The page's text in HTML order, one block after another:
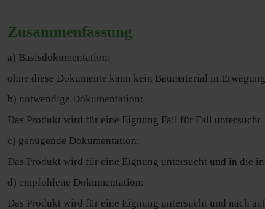
Zusammenfassung
a) Basisdokumentation:
ohne diese Dokumente kann kein Baumaterial in
b) notwendige Dokumentation:
Das Produkt wird für eine Eignung Fall für Fall untersucht
c) genügende Dokumentation:
Das Produkt wird für eine Eignung untersucht und in die
d) empfohlene Dokumentation:
Das Produkt wird für eine Eignung untersucht und nach